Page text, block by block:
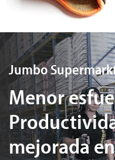
Jumbo
Menor
mejorada